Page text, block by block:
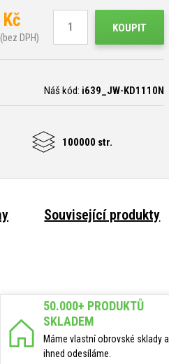
Kč
DPH)
KOUPIT
Náš kód: i639_JW-KD1110N
100000 str.
Související produkty
50.000+ PRODUKTŮ
SKLADEM
Máme vlastní obrovské sklady a
ihned odesíláme.